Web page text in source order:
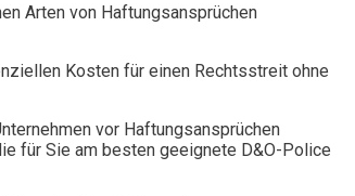
Arten von Haftungsansprüchen
Kosten für einen Rechtsstreit ohne
vor Haftungsansprüchen
für Sie am besten geeignete D&O-Police